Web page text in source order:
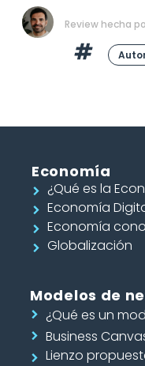
Review hecha
Economía
¿Qué es la
Economía
Economía
Globalización
Modelos de
¿Qué es un
Business
Lienzo